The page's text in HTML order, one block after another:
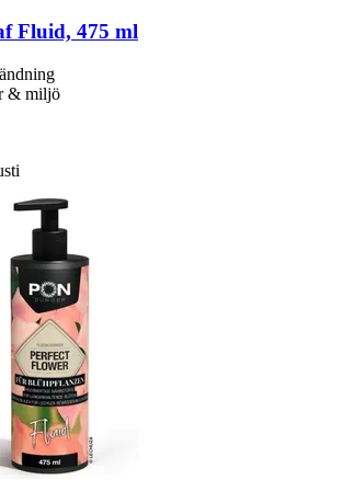
Fluid, 475 ml
& miljö